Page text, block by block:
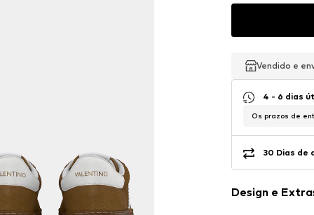
Vendido e
Vendido e
Vendido e
4 - 6 dias
Os prazos de
30 Dias de
Design e